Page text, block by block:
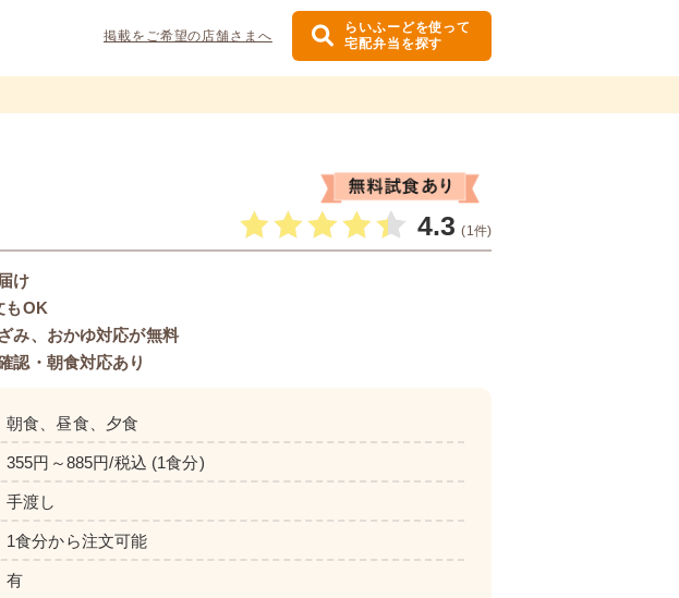
掲載をご希望の店舗さまへ
らいふーどを使って
宅配弁当を探す
4.3 (1件)
リー・塩分調整食
け
もOK
み、おかゆ対応が無料
認・朝食対応あり
朝食、昼食、夕食
355円～885円/税込 (1食分)
手渡し
1食分から注文可能
有